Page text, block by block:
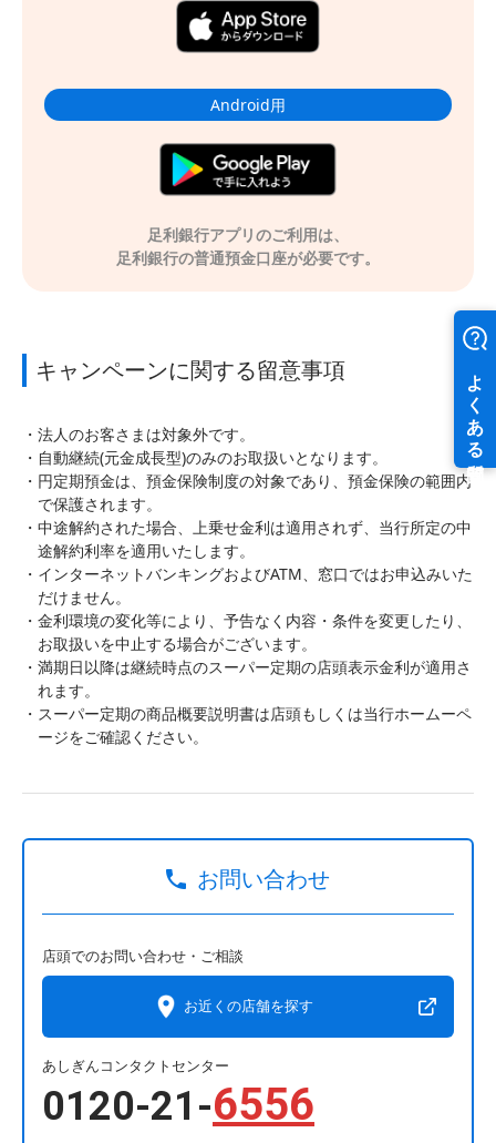
Android用
足利銀行アプリのご利用は、
足利銀行の普通預金口座が必要です。
キャンペーンに関する留意事項
法人のお客さまは対象外です。
自動継続(元金成長型)のみのお取扱いとなります。
円定期預金は、預金保険制度の対象であり、預金保険の範囲内
で保護されます。
中途解約された場合、上乗せ金利は適用されず、当行所定の中
途解約利率を適用いたします。
インターネットバンキングおよびATM、窓口ではお申込みいた
だけません。
金利環境の変化等により、予告なく内容・条件を変更したり、
お取扱いを中止する場合がございます。
満期日以降は継続時点のスーパー定期の店頭表示金利が適用さ
れます。
スーパー定期の商品概要説明書は店頭もしくは当行ホームーペ
ージをご確認ください。
お問い合わせ
店頭でのお問い合わせ・ご相談
お近くの店舗を探す
あしぎんコンタクトセンター
0120-21-6556